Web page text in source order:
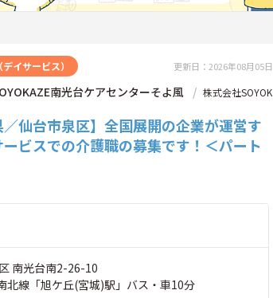
イサービス） 更新日：2026年08月05日
南光台ケアセンターそよ風
株式会社SOYOK
／仙台市泉区】全国展開の企業が運営す
ービスでの介護職の募集です！＜パート
南光台南2-26-10
北線「旭ケ丘(宮城)駅」バス・車10分